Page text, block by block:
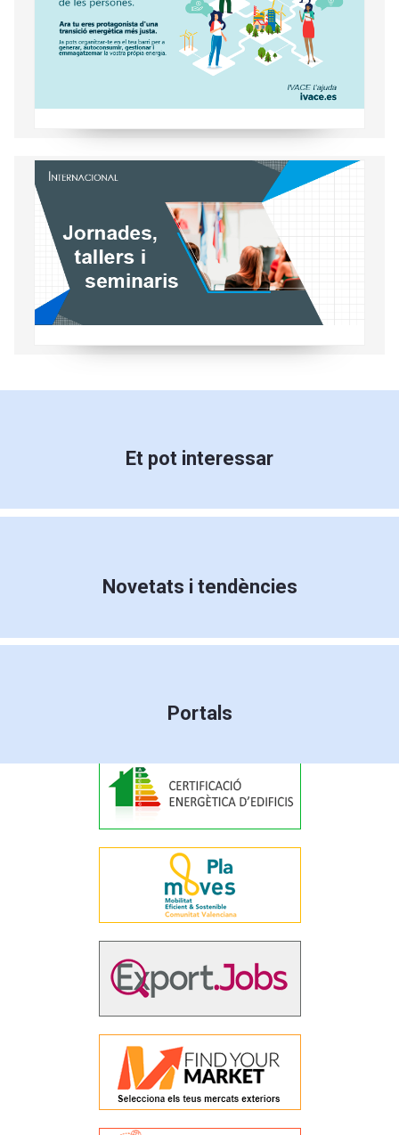
Activitats sobre temátiques relacionades
amb la Internacionalització
Et pot interessar
Novetats i tendències
Portals